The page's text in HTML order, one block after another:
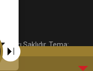
Saklıdır. Tema: